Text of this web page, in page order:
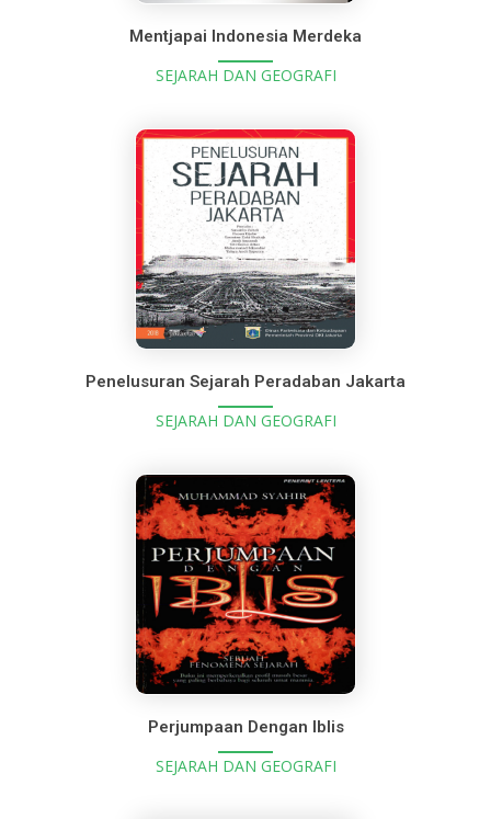
Mentjapai Indonesia Merdeka
SEJARAH DAN GEOGRAFI
Penelusuran Sejarah Peradaban Jakarta
SEJARAH DAN GEOGRAFI
Perjumpaan Dengan Iblis
SEJARAH DAN GEOGRAFI